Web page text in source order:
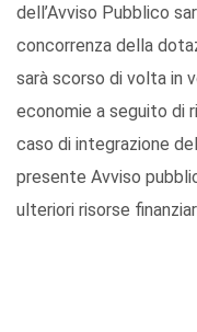
dell’Avviso Pubblico
concorrenza della
sarà scorso di volta in
economie a seguito di
caso di integrazione
presente Avviso
ulteriori risorse